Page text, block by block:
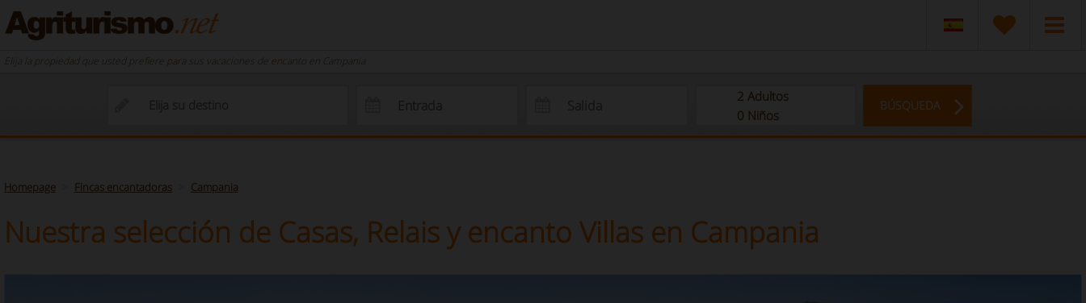
Elija la propiedad que usted prefiere para sus vacaciones de encanto en Campania
2 Adultos
0 Niños
BÚSQUEDA
Homepage Fincas encantadoras Campania
Nuestra selección de Casas, Relais y encanto Villas en Campania